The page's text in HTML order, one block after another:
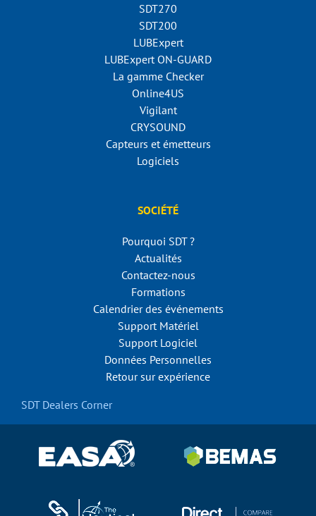
SDT270
SDT200
LUBExpert
LUBExpert ON-GUARD
La gamme Checker
Online4US
Vigilant
CRYSOUND
Capteurs et émetteurs
Logiciels
SOCIÉTÉ
Pourquoi SDT ?
Actualités
Contactez-nous
Formations
Calendrier des événements
Support Matériel
Support Logiciel
Données Personnelles
Retour sur expérience
SDT Dealers Corner